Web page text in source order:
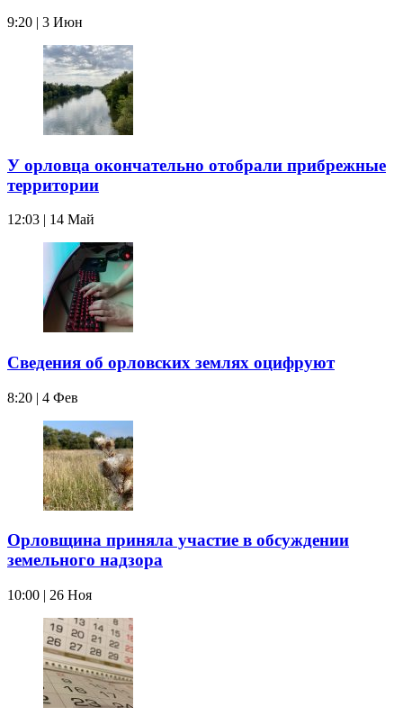
9:20 | 3 Июн
У орловца окончательно отобрали прибрежные
территории
12:03 | 14 Май
Сведения об орловских землях оцифруют
8:20 | 4 Фев
Орловщина приняла участие в обсуждении
земельного надзора
10:00 | 26 Ноя